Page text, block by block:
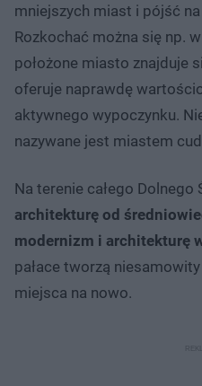
mniejszych miast i pójść
Rozkochać można się np.
położone miasto znajduje
oferuje naprawdę
aktywnego wypoczynku.
nazywane jest miastem
Na terenie całego Dolnego
architekturę od
modernizm i architekturę
pałace tworzą
miejsca na nowo.